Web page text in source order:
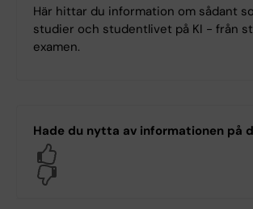
Här hittar du information om sådant
studier och studentlivet på KI - från
examen.
Hade du nytta av informationen på